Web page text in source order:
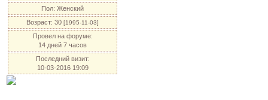
Пол: Женский
Возраст: 30 [1995-11-03]
Провел на форуме:
14 дней 7 часов
Последний визит:
10-03-2016 19:09